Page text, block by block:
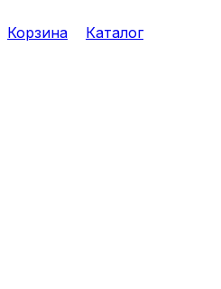
Корзина Каталог